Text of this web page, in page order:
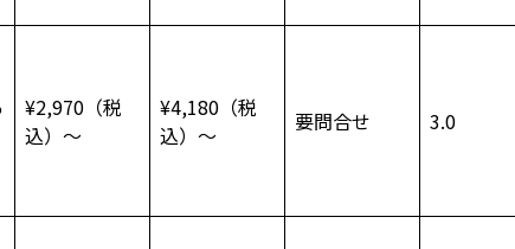
¥2,970（税
込）～
¥4,180（税
込）～
要問合せ 3.0